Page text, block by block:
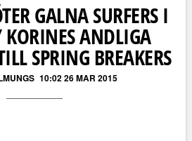
GALNA SURFERS I
ANDLIGA
SPRING BREAKERS
10:02 26 MAR 2015